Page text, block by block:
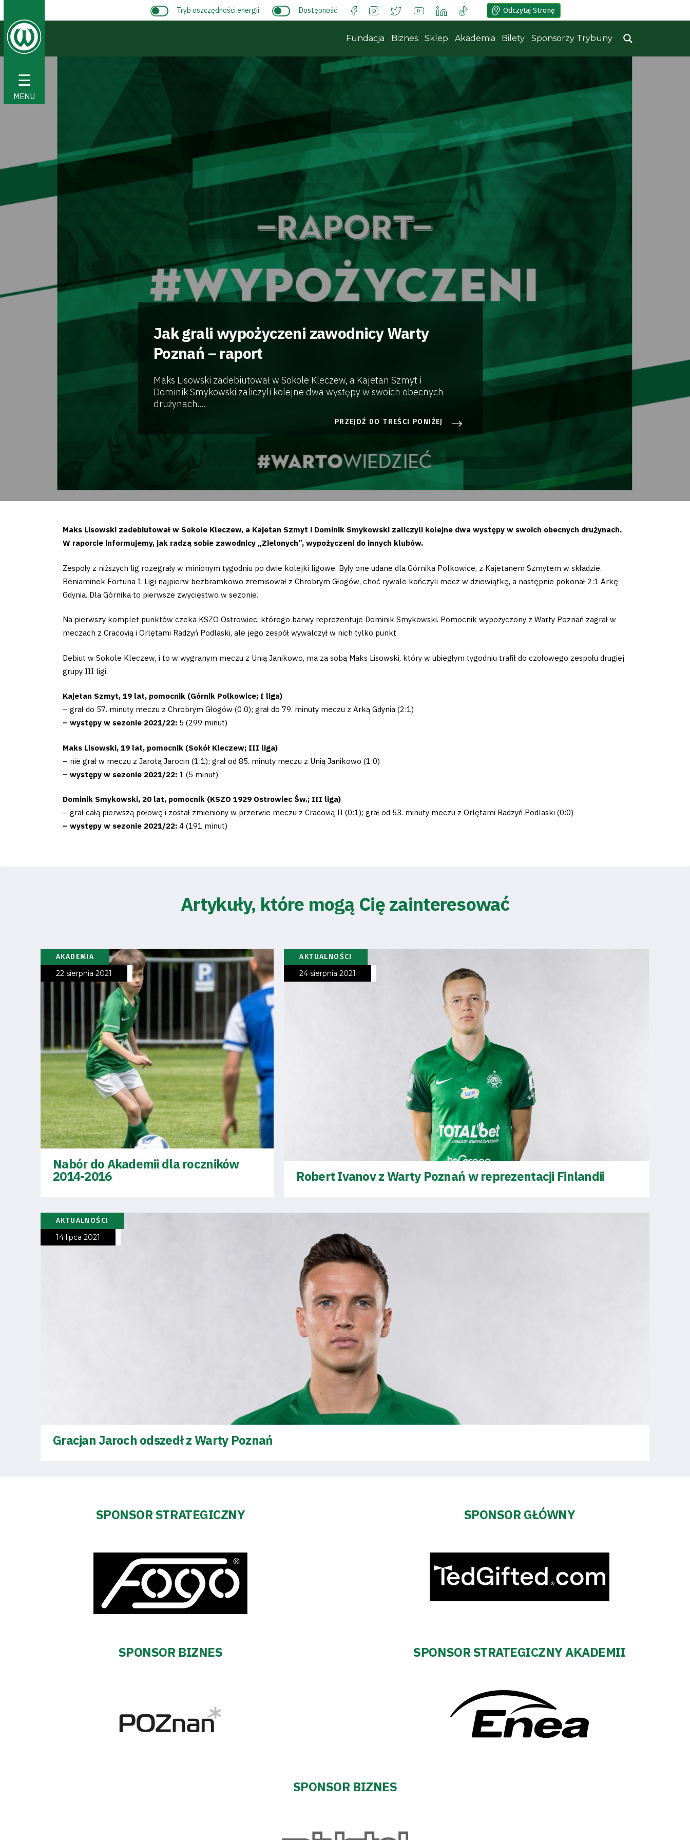
☰
MENU
terminarz
zespół
Aktualności
Warta
Fundacja
Sklep
Sponsorzy
Warciarzy
pośredników
transakcyjnych
Tryb oszczędności energii Dostępność Odczytaj Stronę
Fundacja Biznes Sklep Akademia Bilety Sponsorzy Trybuny
Jak grali wypożyczeni zawodnicy Warty
Poznań – raport
Maks Lisowski zadebiutował w Sokole Kleczew, a Kajetan Szmyt i
Dominik Smykowski zaliczyli kolejne dwa występy w swoich obecnych
drużynach....
PRZEJDŹ DO TREŚCI PONIŻEJ
Maks Lisowski zadebiutował w Sokole Kleczew, a Kajetan Szmyt i Dominik Smykowski zaliczyli kolejne dwa występy w swoich obecnych drużynach.
W raporcie informujemy, jak radzą sobie zawodnicy „Zielonych”, wypożyczeni do innych klubów.
Zespoły z niższych lig rozegrały w minionym tygodniu po dwie kolejki ligowe. Były one udane dla Górnika Polkowice, z Kajetanem Szmytem w składzie.
Beniaminek Fortuna 1 Ligi najpierw bezbramkowo zremisował z Chrobrym Głogów, choć rywale kończyli mecz w dziewiątkę, a następnie pokonał 2:1 Arkę
Gdynia. Dla Górnika to pierwsze zwycięstwo w sezonie.
Na pierwszy komplet punktów czeka KSZO Ostrowiec, którego barwy reprezentuje Dominik Smykowski. Pomocnik wypożyczony z Warty Poznań zagrał w
meczach z Cracovią i Orlętami Radzyń Podlaski, ale jego zespół wywalczył w nich tylko punkt.
Debiut w Sokole Kleczew, i to w wygranym meczu z Unią Janikowo, ma za sobą Maks Lisowski, który w ubiegłym tygodniu trafił do czołowego zespołu drugiej
grupy III ligi.
Kajetan Szmyt, 19 lat, pomocnik (Górnik Polkowice; I liga)
– grał do 57. minuty meczu z Chrobrym Głogów (0:0); grał do 79. minuty meczu z Arką Gdynia (2:1)
– występy w sezonie 2021/22: 5 (299 minut)
Maks Lisowski, 19 lat, pomocnik (Sokół Kleczew; III liga)
– nie grał w meczu z Jarotą Jarocin (1:1); grał od 85. minuty meczu z Unią Janikowo (1:0)
– występy w sezonie 2021/22: 1 (5 minut)
Dominik Smykowski, 20 lat, pomocnik (KSZO 1929 Ostrowiec Św.; III liga)
– grał całą pierwszą połowę i został zmieniony w przerwie meczu z Cracovią II (0:1); grał od 53. minuty meczu z Orlętami Radzyń Podlaski (0:0)
– występy w sezonie 2021/22: 4 (191 minut)
Artykuły, które mogą Cię zainteresować
AKADEMIA
22 sierpnia 2021
Nabór do Akademii dla roczników
2014-2016
AKTUALNOŚCI
24 sierpnia 2021
Robert Ivanov z Warty Poznań w reprezentacji Finlandii
AKTUALNOŚCI
14 lipca 2021
Gracjan Jaroch odszedł z Warty Poznań
SPONSOR STRATEGICZNY SPONSOR GŁÓWNY
SPONSOR BIZNES SPONSOR STRATEGICZNY AKADEMII
SPONSOR BIZNES